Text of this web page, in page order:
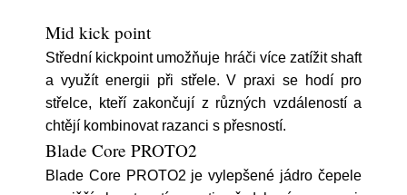
Mid kick point
Střední kickpoint umožňuje hráči více zatížit shaft
a využít energii při střele. V praxi se hodí pro
střelce, kteří zakončují z různých vzdáleností a
chtějí kombinovat razanci s přesností.
Blade Core PROTO2
Blade Core PROTO2 je vylepšené jádro čepele